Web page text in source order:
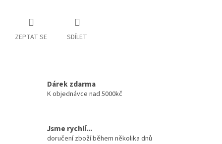
ZEPTAT SE SDÍLET
Dárek zdarma
K objednávce nad 5000kč
Jsme rychlí...
doručení zboží během několika dnů